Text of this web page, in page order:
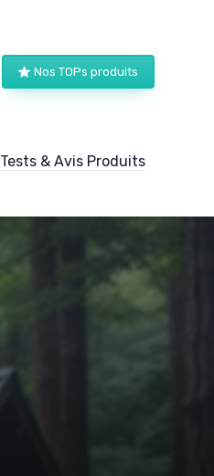
Nos TOPs produits
Tests & Avis Produits